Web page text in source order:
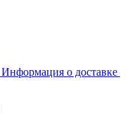
Информация о доставке